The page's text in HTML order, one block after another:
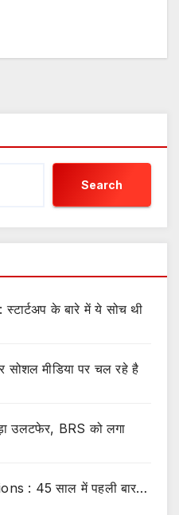
Search
स्टार्टअप के बारे में ये सोच थी
मीडिया पर चल रहे है
उलटफेर, BRS को लगा
: 45 साल में पहली बार…